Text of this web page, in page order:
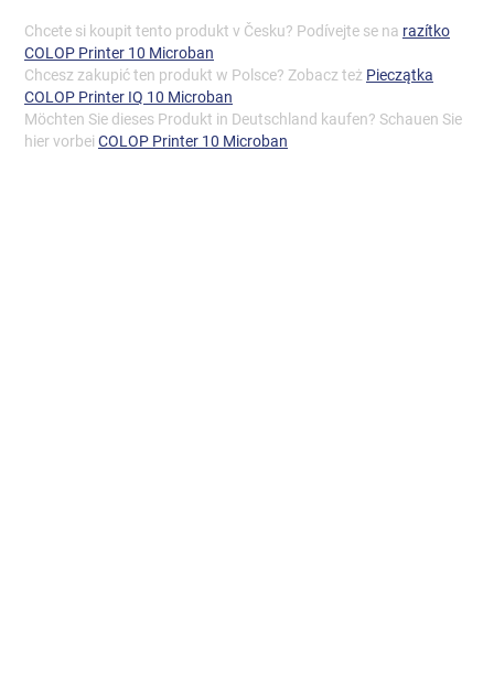
Chcete si koupit tento produkt v Česku? Podívejte se na razítko
COLOP Printer 10 Microban
Chcesz zakupić ten produkt w Polsce? Zobacz też Pieczątka
COLOP Printer IQ 10 Microban
Möchten Sie dieses Produkt in Deutschland kaufen? Schauen Sie
hier vorbei COLOP Printer 10 Microban